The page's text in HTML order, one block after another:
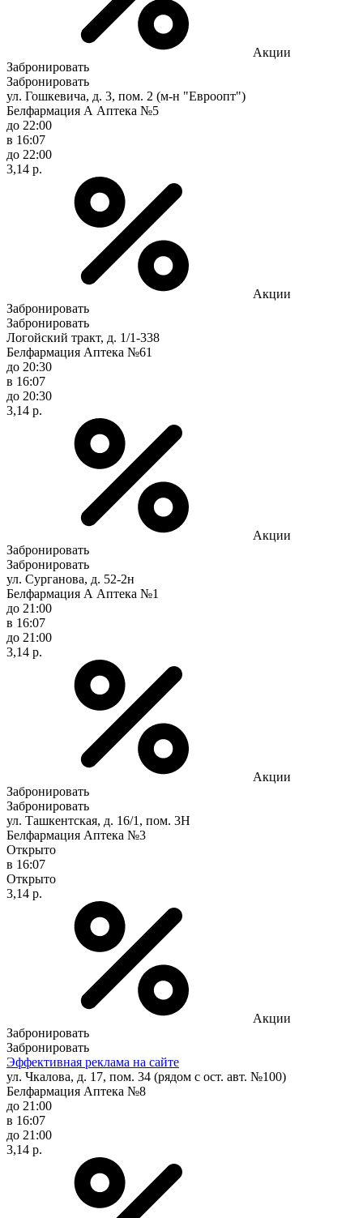
Акции
Забронировать
Забронировать
ул. Гошкевича, д. 3, пом. 2 (м-н "Евроопт")
Белфармация А Аптека №5
до 22:00
в 16:07
до 22:00
3,14 р.
Акции
Забронировать
Забронировать
Логойский тракт, д. 1/1-338
Белфармация Аптека №61
до 20:30
в 16:07
до 20:30
3,14 р.
Акции
Забронировать
Забронировать
ул. Сурганова, д. 52-2н
Белфармация А Аптека №1
до 21:00
в 16:07
до 21:00
3,14 р.
Акции
Забронировать
Забронировать
ул. Ташкентская, д. 16/1, пом. 3Н
Белфармация Аптека №3
Открыто
в 16:07
Открыто
3,14 р.
Акции
Забронировать
Забронировать
Эффективная реклама на сайте
ул. Чкалова, д. 17, пом. 34 (рядом с ост. авт. №100)
Белфармация Аптека №8
до 21:00
в 16:07
до 21:00
3,14 р.